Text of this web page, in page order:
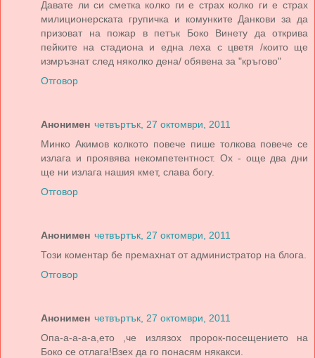
Давате ли си сметка колко ги е страх колко ги е страх
милиционерската групичка и комунките Данкови за да
призоват на пожар в петък Боко Винету да открива
пейките на стадиона и една леха с цветя /които ще
измръзнат след няколко дена/ обявена за "кръгово"
Отговор
Анонимен четвъртък, 27 октомври, 2011
Минко Акимов колкото повече пише толкова повече се
излага и проявява некомпетентност. Ох - още два дни
ще ни излага нашия кмет, слава богу.
Отговор
Анонимен четвъртък, 27 октомври, 2011
Този коментар бе премахнат от администратор на блога.
Отговор
Анонимен четвъртък, 27 октомври, 2011
Опа-а-а-а-а,ето ,че излязох пророк-посещението на
Боко се отлага!Взех да го понасям някакси.